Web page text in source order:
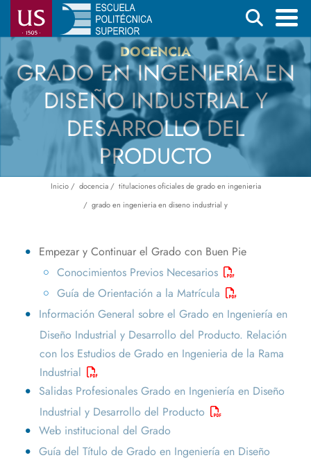
Pasar
contenido
principal
Buscar
Menú
principal
DOCENCIA
GRADO EN INGENIERÍA EN
DISEÑO INDUSTRIAL Y
DESARROLLO DEL
PRODUCTO
Inicio docencia
titulaciones oficiales de grado en ingenieria
grado en ingenieria en diseno industrial y
Empezar y Continuar el Grado con Buen Pie
Conocimientos Previos Necesarios
Guía de Orientación a la Matrícula
Información General sobre el Grado en Ingeniería en
Diseño Industrial y Desarrollo del Producto. Relación
con los Estudios de Grado en Ingenieria de la Rama
Industrial
Salidas Profesionales Grado en Ingeniería en Diseño
Industrial y Desarrollo del Producto
Web institucional del Grado
Guía del Título de Grado en Ingeniería en Diseño